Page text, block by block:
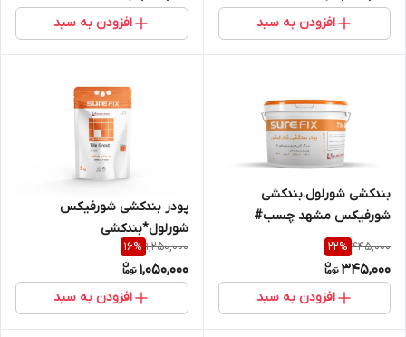
افزودن به سبد افزودن به سبد
بندکشی شورلول.بندکشی
شورفیکس مشهد چسب#
مشهد چسب
445,000
22%
345,000
افزودن به سبد
پودر بندکشی شورفیکس
شورلول*بندکشی
شورلول*مشهدچسب
1,250,000
16%
1,050,000
افزودن به سبد